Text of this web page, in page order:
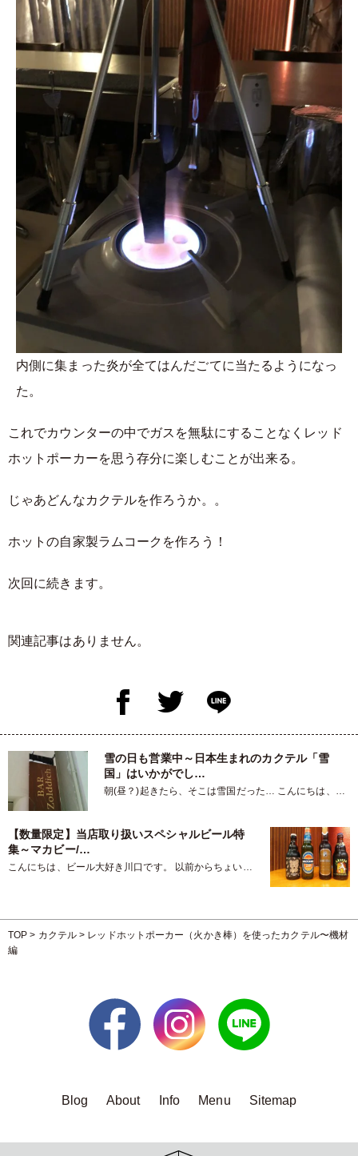
内側に集まった炎が全てはんだごてに当たるようになっ
た。
これでカウンターの中でガスを無駄にすることなくレッド
ホットポーカーを思う存分に楽しむことが出来る。
じゃあどんなカクテルを作ろうか。。
ホットの自家製ラムコークを作ろう！
次回に続きます。
関連記事はありません。
雪の日も営業中～日本生まれのカクテル「雪
国」はいかがでし…
朝(昼？)起きたら、そこは雪国だった… こんにちは、う
【数量限定】当店取り扱いスペシャルビール特
集～マカビー/…
こんにちは、ビール大好き川口です。 以前からちょいち
TOP > カクテル > レッドホットポーカー（火かき棒）を使ったカクテル〜機材
編
Blog About Info Menu Sitemap